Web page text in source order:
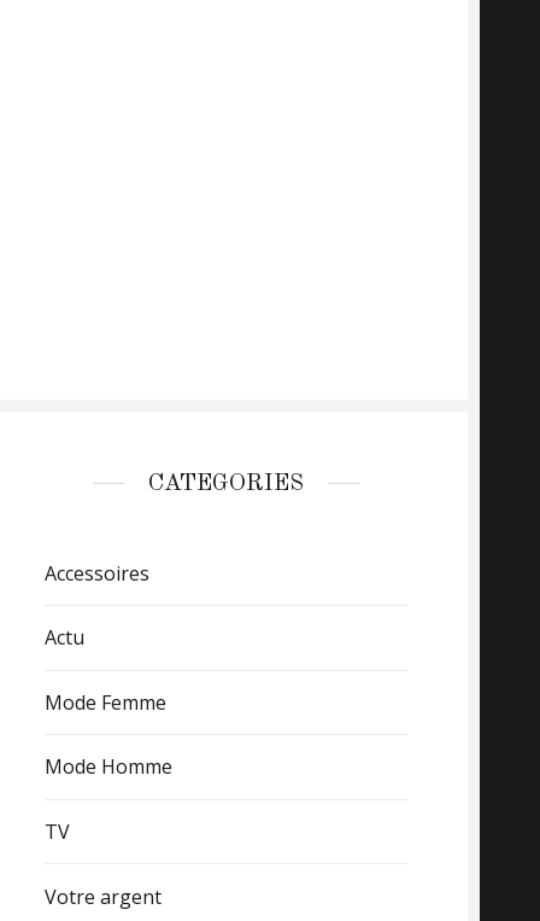
CATEGORIES
Accessoires
Actu
Mode Femme
Mode Homme
TV
Votre argent